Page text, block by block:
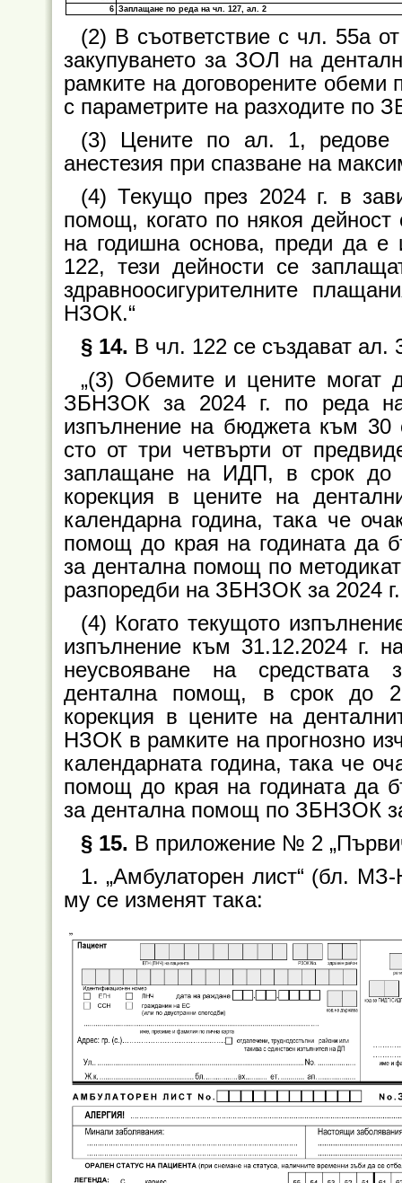
6 Заплащане по реда на чл. 127, ал. 2
(2) В съответствие с чл. 55а
закупуването за ЗОЛ на
рамките на договорените обеми
с параметрите на разходите по
(3) Цените по ал. 1,
анестезия при спазване на
(4) Текущо през 2024 г. в
помощ, когато по някоя дейност
на годишна основа, преди да е
122, тези дейности се
здравноосигурителните
НЗОК.“
§ 14. В чл. 122 се създават ал.
„(3) Обемите и цените могат
ЗБНЗОК за 2024 г. по реда
изпълнение на бюджета към 30
сто от три четвърти от
заплащане на ИДП, в срок
корекция в цените на
календарна година, така че
помощ до края на годината да
за дентална помощ по
разпоредби на ЗБНЗОК за 2024 г.
(4) Когато текущото
изпълнение към 31.12.2024 г.
неусвояване на средствата
дентална помощ, в срок до
корекция в цените на
НЗОК в рамките на прогнозно
календарната година, така че
помощ до края на годината да
за дентална помощ по ЗБНЗОК
§ 15. В приложение № 2
1. „Амбулаторен лист“ (бл.
му се изменят така: